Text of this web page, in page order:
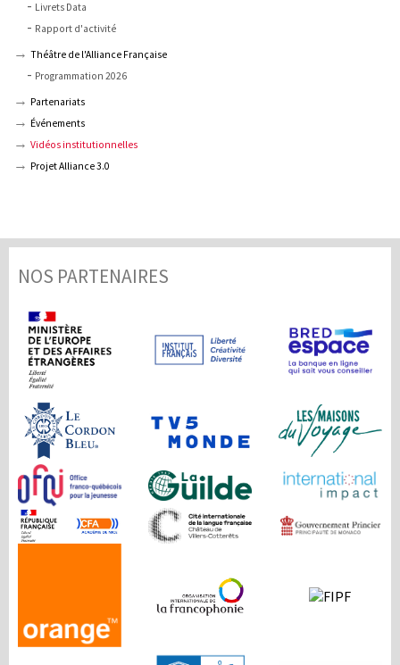
Livrets Data
Rapport d'activité
Théâtre de l'Alliance Française
Programmation 2026
Partenariats
Événements
Vidéos institutionnelles
Projet Alliance 3.0
NOS PARTENAIRES